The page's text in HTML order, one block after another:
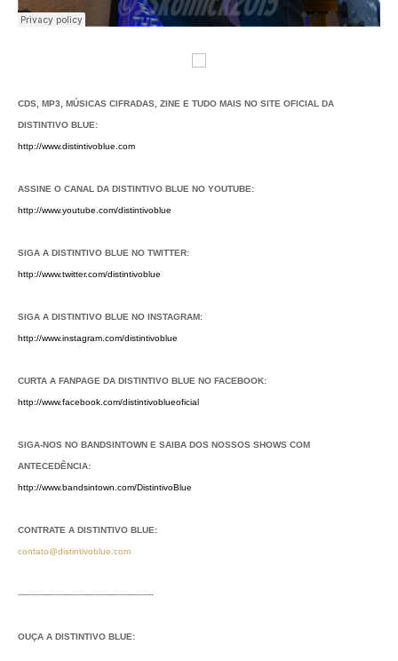
CDS, MP3, MÚSICAS CIFRADAS, ZINE E TUDO MAIS NO SITE OFICIAL DA
DISTINTIVO BLUE:
http://www.distintivoblue.com
ASSINE O CANAL DA DISTINTIVO BLUE NO YOUTUBE:
http://www.youtube.com/distintivoblue
SIGA A DISTINTIVO BLUE NO TWITTER:
http://www.twitter.com/distintivoblue
SIGA A DISTINTIVO BLUE NO INSTAGRAM:
http://www.instagram.com/distintivoblue
CURTA A FANPAGE DA DISTINTIVO BLUE NO FACEBOOK:
http://www.facebook.com/distintivoblueoficial
SIGA-NOS NO BANDSINTOWN E SAIBA DOS NOSSOS SHOWS COM
ANTECEDÊNCIA:
http://www.bandsintown.com/DistintivoBlue
CONTRATE A DISTINTIVO BLUE:
contato@distintivoblue.com
---------------------------------------------------
OUÇA A DISTINTIVO BLUE: